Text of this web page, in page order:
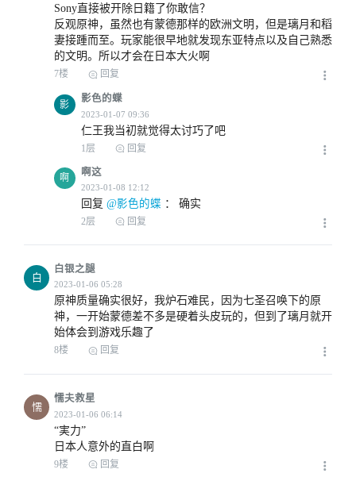
2023-01-06 01:59
2023-01-06 02:09
2023-01-06 02:38
Sony直接被开除日籍了你敢信？
反观原神，虽然也有蒙德那样的欧洲文明，但是璃月和稻
妻接踵而至。玩家能很早地就发现东亚特点以及自己熟悉
的文明。所以才会在日本大火啊
7楼 回复
影
影色的蝶
仁王我当初就觉得太讨巧了吧
1层 回复
啊
啊这
回复 @影色的蝶 ： 确实
2层 回复
白
白银之腿
原神质量确实很好，我炉石难民，因为七圣召唤下的原
神，一开始蒙德差不多是硬着头皮玩的，但到了璃月就开
始体会到游戏乐趣了
8楼 回复
懦
懦夫救星
“実力”
日本人意外的直白啊
9楼 回复